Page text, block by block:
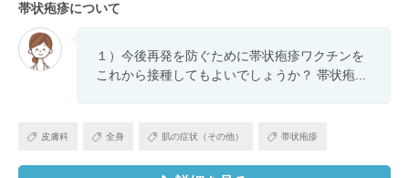
帯状疱疹について
１）今後再発を防ぐために帯状疱疹ワクチンを
これから接種してもよいでしょうか？ 帯状疱...
皮膚科 全身 肌の症状（その他） 帯状疱疹